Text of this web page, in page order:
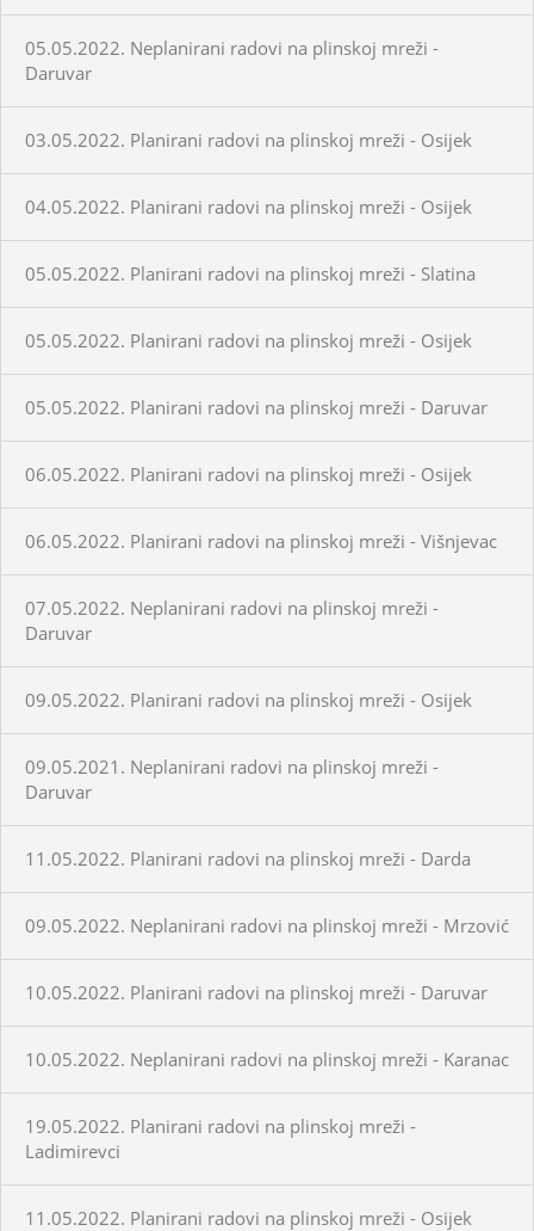
05.05.2022. Neplanirani radovi na plinskoj mreži -
Daruvar
03.05.2022. Planirani radovi na plinskoj mreži - Osijek
04.05.2022. Planirani radovi na plinskoj mreži - Osijek
05.05.2022. Planirani radovi na plinskoj mreži - Slatina
05.05.2022. Planirani radovi na plinskoj mreži - Osijek
05.05.2022. Planirani radovi na plinskoj mreži - Daruvar
06.05.2022. Planirani radovi na plinskoj mreži - Osijek
06.05.2022. Planirani radovi na plinskoj mreži - Višnjevac
07.05.2022. Neplanirani radovi na plinskoj mreži -
Daruvar
09.05.2022. Planirani radovi na plinskoj mreži - Osijek
09.05.2021. Neplanirani radovi na plinskoj mreži -
Daruvar
11.05.2022. Planirani radovi na plinskoj mreži - Darda
09.05.2022. Neplanirani radovi na plinskoj mreži - Mrzović
10.05.2022. Planirani radovi na plinskoj mreži - Daruvar
10.05.2022. Neplanirani radovi na plinskoj mreži - Karanac
19.05.2022. Planirani radovi na plinskoj mreži -
Ladimirevci
11.05.2022. Planirani radovi na plinskoj mreži - Osijek